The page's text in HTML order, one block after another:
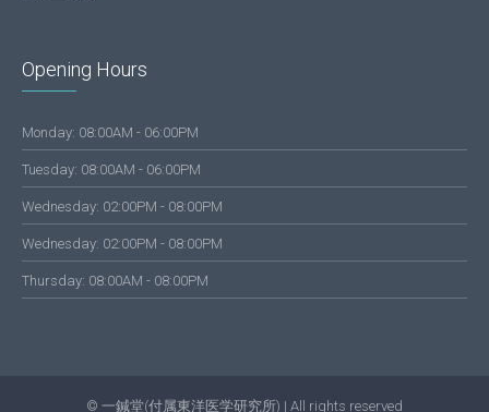
Opening Hours
Monday: 08:00AM - 06:00PM
Tuesday: 08:00AM - 06:00PM
Wednesday: 02:00PM - 08:00PM
Wednesday: 02:00PM - 08:00PM
Thursday: 08:00AM - 08:00PM
© 一鍼堂(付属東洋医学研究所) | All rights reserved